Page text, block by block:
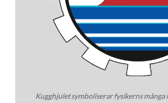
Kugghjulet symboliserar fysikerns